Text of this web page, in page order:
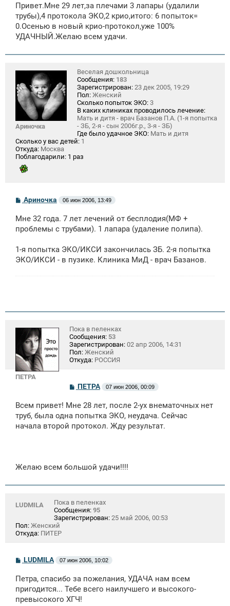
б
щ
е
н
и
Привет.Мне 29 лет,за плечами 3 лапары (удалили
трубы),4 протокола ЭКО,2 крио,итого: 6 попыток=
0.Осенью в новый крио-протокол,уже 100%
УДАЧНЫЙ.Желаю всем удачи.
Ариночка
Веселая дошкольница
Сообщения: 183
Зарегистрирован: 23 дек 2005, 19:29
Пол: Женский
Сколько попыток ЭКО: 3
В каких клиниках проводилось лечение:
Мать и дитя - врач Базанов П.А. (1-я попытка
- ЗБ, 2-я - сын 2006г.р., 3-я - ЗБ)
Где было удачное ЭКО: Мать и дитя
Сколько у вас детей: 1
Откуда: Москва
Поблагодарили: 1 раз
С
б
щ
е
и
е
Ариночка 06 июн 2006, 13:49
Мне 32 года. 7 лет лечений от бесплодия(МФ +
проблемы с трубами). 1 лапара (удаление полипа).
1-я попытка ЭКО/ИКСИ закончилась ЗБ. 2-я попытка
ЭКО/ИКСИ - в пузике. Клиника МиД - врач Базанов.
ПЕТРА
Пока в пеленках
Сообщения: 53
Зарегистрирован: 02 апр 2006, 14:31
Пол: Женский
Откуда: РОССИЯ
С
о
б
щ
н
ПЕТРА 07 июн 2006, 00:09
Всем привет! Мне 28 лет, после 2-ух внематочных нет
труб, была одна попытка ЭКО, неудача. Сейчас
начала второй протокол. Жду результат.
Желаю всем большой удачи!!!!
LUDMILA
Пока в пеленках
Сообщения: 95
Зарегистрирован: 25 май 2006, 00:53
Пол: Женский
Откуда: ПИТЕР
С
о
б
щ
е
н
LUDMILA 07 июн 2006, 10:02
Петра, спасибо за пожелания, УДАЧА нам всем
пригодится... Тебе всего наилучшего и высокого-
превысокого ХГЧ!